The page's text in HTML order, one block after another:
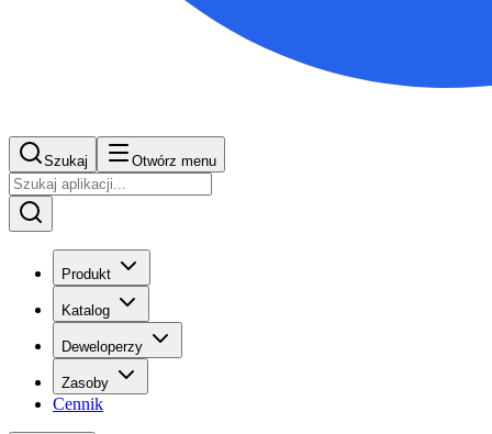
Szukaj Otwórz menu
Produkt
Katalog
Deweloperzy
Zasoby
Cennik